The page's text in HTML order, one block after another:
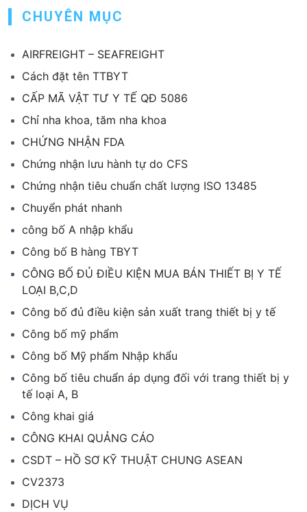
CHUYÊN MỤC
AIRFREIGHT – SEAFREIGHT
Cách đặt tên TTBYT
CẤP MÃ VẬT TƯ Y TẾ QĐ 5086
Chỉ nha khoa, tăm nha khoa
CHỨNG NHẬN FDA
Chứng nhận lưu hành tự do CFS
Chứng nhận tiêu chuẩn chất lượng ISO 13485
Chuyển phát nhanh
công bố A nhập khẩu
Công bố B hàng TBYT
CÔNG BỐ ĐỦ ĐIỀU KIỆN MUA BÁN THIẾT BỊ Y TẾ
LOẠI B,C,D
Công bố đủ điều kiện sản xuất trang thiết bị y tế
Công bố mỹ phẩm
Công bố Mỹ phẩm Nhập khẩu
Công bố tiêu chuẩn áp dụng đối với trang thiết bị y
tế loại A, B
Công khai giá
CÔNG KHAI QUẢNG CÁO
CSDT – HỒ SƠ KỸ THUẬT CHUNG ASEAN
CV2373
DỊCH VỤ